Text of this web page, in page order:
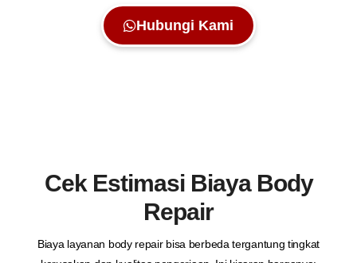
Hubungi Kami
Cek Estimasi Biaya Body
Repair
Biaya layanan body repair bisa berbeda tergantung tingkat